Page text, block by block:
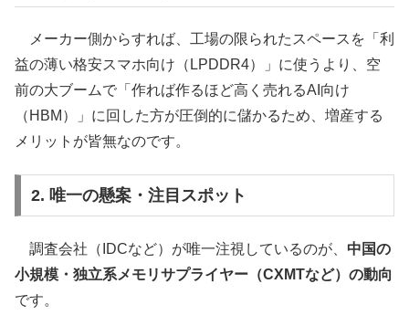
メーカー側からすれば、工場の限られたスペースを「利
益の薄い格安スマホ向け（LPDDR4）」に使うより、空
前の大ブームで「作れば作るほど高く売れるAI向け
（HBM）」に回した方が圧倒的に儲かるため、増産する
メリットが皆無なのです。
2. 唯一の懸案・注目スポット
調査会社（IDCなど）が唯一注視しているのが、 中国の
小規模・独立系メモリサプライヤー（CXMTなど）の動向
です。